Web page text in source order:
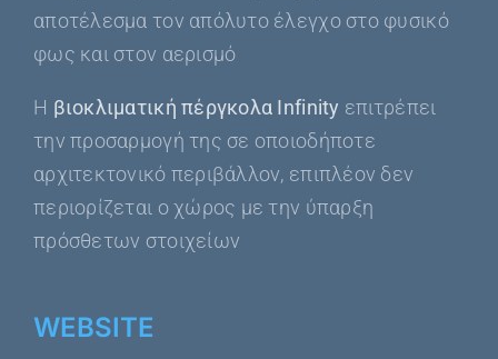
αποτέλεσμα τον απόλυτο έλεγχο στο φυσικό
φως και στον αερισμό
Η βιοκλιματική πέργκολα Infinity επιτρέπει
την προσαρμογή της σε οποιοδήποτε
αρχιτεκτονικό περιβάλλον, επιπλέον δεν
περιορίζεται ο χώρος με την ύπαρξη
πρόσθετων στοιχείων
WEBSITE